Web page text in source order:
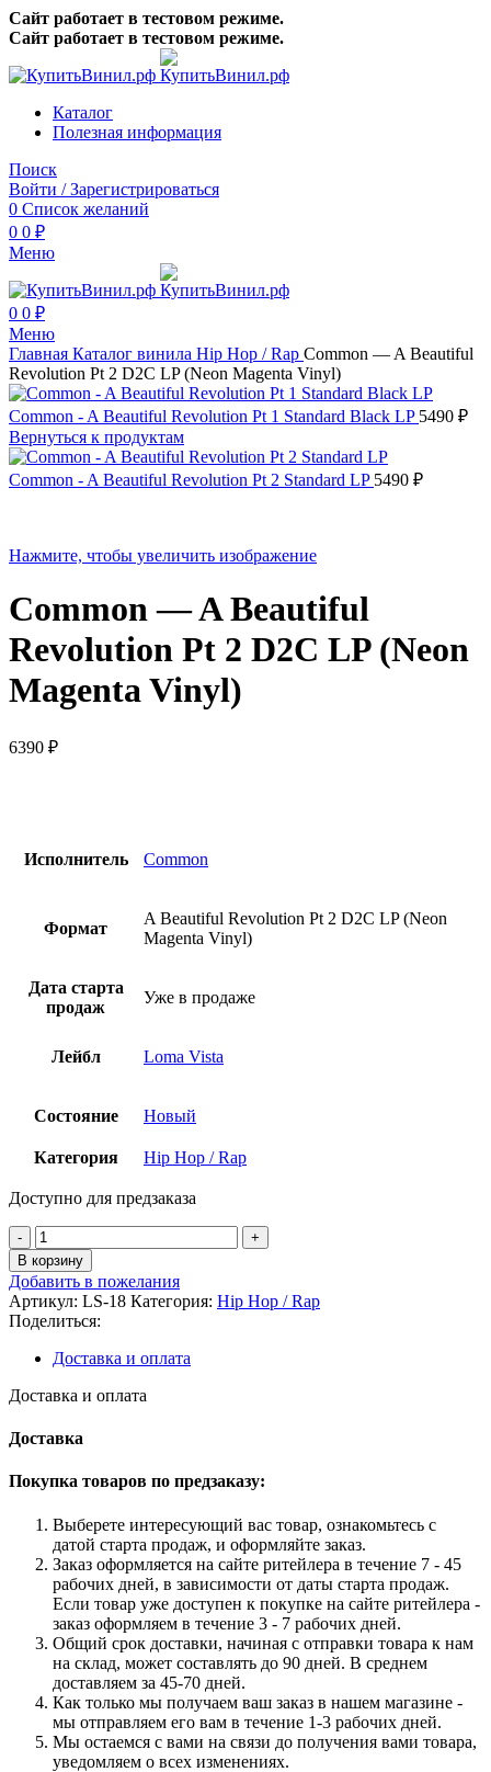
Сайт работает в тестовом режиме.
Сайт работает в тестовом режиме.
Каталог
Полезная информация
Поиск
Войти / Зарегистрироваться
0 Список желаний
0 0 ₽
Меню
0 0 ₽
Меню
Главная Каталог винила Hip Hop / Rap Common — A Beautiful
Revolution Pt 2 D2C LP (Neon Magenta Vinyl)
Common - A Beautiful Revolution Pt 1 Standard Black LP 5490 ₽
Вернуться к продуктам
Common - A Beautiful Revolution Pt 2 Standard LP 5490 ₽
Нажмите, чтобы увеличить изображение
Common — A Beautiful
Revolution Pt 2 D2C LP (Neon
Magenta Vinyl)
6390 ₽
Исполнитель Common
Формат
A Beautiful Revolution Pt 2 D2C LP (Neon
Magenta Vinyl)
Дата старта
продаж
Уже в продаже
Лейбл Loma Vista
Состояние Новый
Категория Hip Hop / Rap
Доступно для предзаказа
Количество
товара
Common
-
A
Beautiful
Revolution
2
LP
Vinyl)
В корзину
Добавить в пожелания
Артикул: LS-18 Категория: Hip Hop / Rap
Поделиться:
Доставка и оплата
Доставка и оплата
Доставка
Покупка товаров по предзаказу:
Выберете интересующий вас товар, ознакомьтесь с
датой старта продаж, и оформляйте заказ.
Заказ оформляется на сайте ритейлера в течение 7 - 45
рабочих дней, в зависимости от даты старта продаж.
Если товар уже доступен к покупке на сайте ритейлера -
заказ оформляем в течение 3 - 7 рабочих дней.
Общий срок доставки, начиная с отправки товара к нам
на склад, может составлять до 90 дней. В среднем
доставляем за 45-70 дней.
Как только мы получаем ваш заказ в нашем магазине -
мы отправляем его вам в течение 1-3 рабочих дней.
Мы остаемся с вами на связи до получения вами товара,
уведомляем о всех изменениях.